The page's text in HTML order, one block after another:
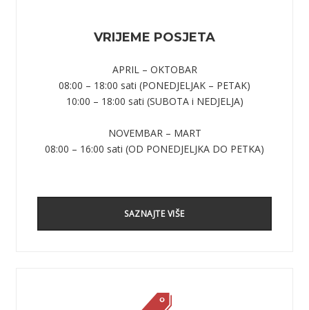
VRIJEME POSJETA
APRIL – OKTOBAR
08:00 – 18:00 sati (PONEDJELJAK – PETAK)
10:00 – 18:00 sati (SUBOTA i NEDJELJA)
NOVEMBAR – MART
08:00 – 16:00 sati (OD PONEDJELJKA DO PETKA)
SAZNAJTE VIŠE